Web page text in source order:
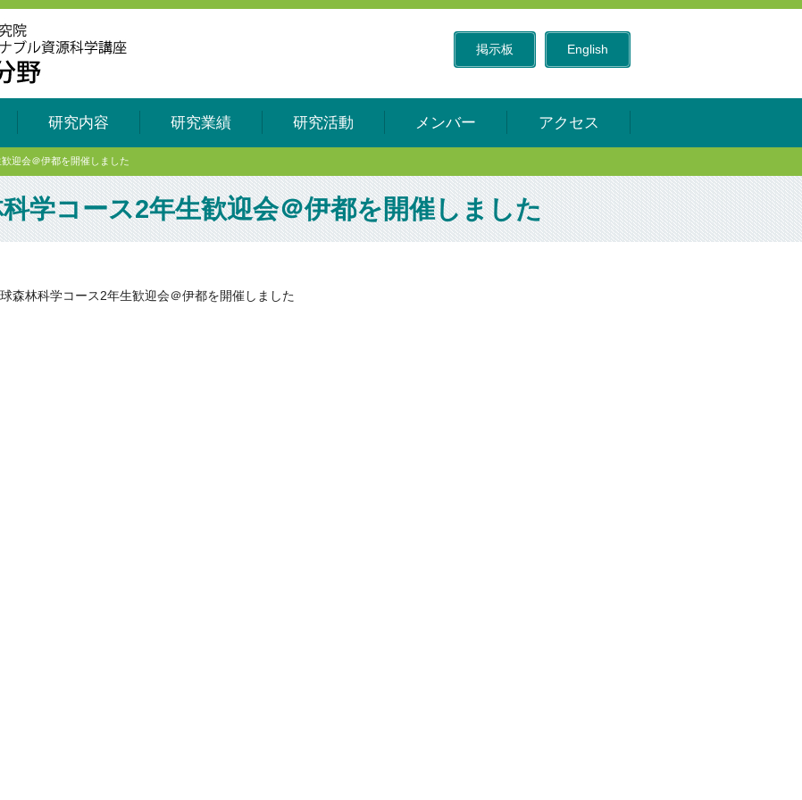
掲示板 English
研究内容 研究業績 研究活動 メンバー アクセス
迎会＠伊都を開催しました
学コース2年生歓迎会＠伊都を開催しました
森林科学コース2年生歓迎会＠伊都を開催しました